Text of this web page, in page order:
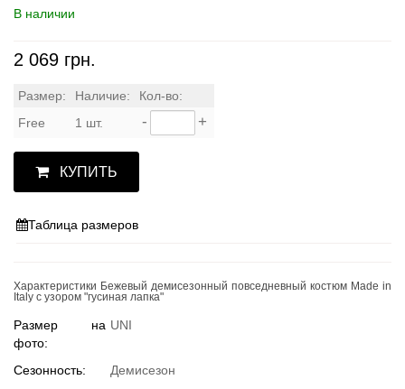
В наличии
2 069 грн.
Размер: Наличие:
Кол-во:
Free
1 шт. - +
КУПИТЬ
Таблица размеров
Характеристики Бежевый демисезонный повседневный костюм Made in
Italy с узором "гусиная лапка"
Размер на
фото:
UNI
Сезонность:
Демисезон